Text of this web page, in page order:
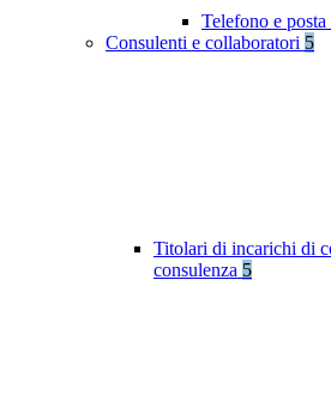
Telefono e posta
Consulenti e collaboratori 5
Titolari di incarichi di
consulenza 5